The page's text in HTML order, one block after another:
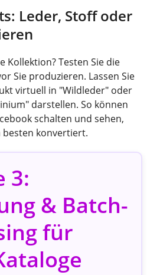
Leder, Stoff oder
Kollektion? Testen Sie die
Sie produzieren. Lassen Sie
virtuell in "Wildleder" oder
darstellen. So können
schalten und sehen,
besten konvertiert.
3:
& Batch-
für